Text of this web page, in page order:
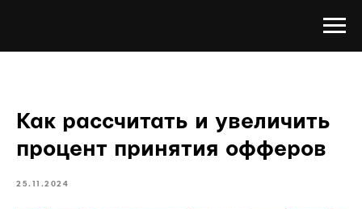
Как рассчитать и увеличить
процент принятия офферов
25.11.2024